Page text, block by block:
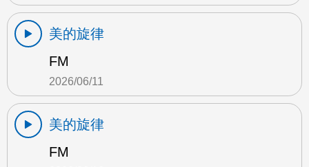
美的旋律
FM
2026/06/11
美的旋律
FM